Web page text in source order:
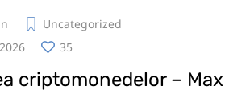
Uncategorized
35
criptomonedelor – Max